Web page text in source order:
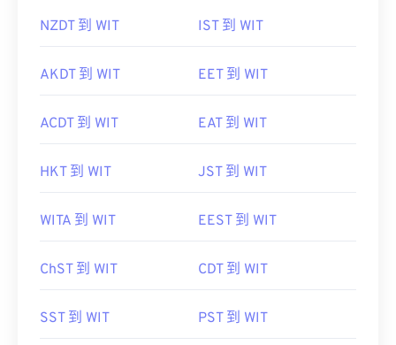
NZDT 到 WIT IST 到 WIT
AKDT 到 WIT EET 到 WIT
ACDT 到 WIT EAT 到 WIT
HKT 到 WIT JST 到 WIT
WITA 到 WIT EEST 到 WIT
ChST 到 WIT CDT 到 WIT
SST 到 WIT PST 到 WIT